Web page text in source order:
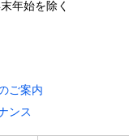
年始を除く
ご案内
ンス